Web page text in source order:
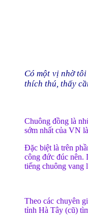
Có một vị nhờ
thích thú, thấy
Chuông đồng là
sớm nhất của VN
Đặc biệt là trên
công đức đúc nên.
tiếng chuông vang
Theo các chuyên
tỉnh Hà Tây (cũ)